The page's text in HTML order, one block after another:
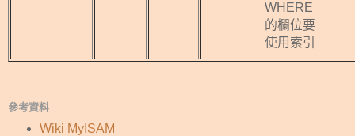
WHERE
的欄位要
使用索引
參考資料
Wiki MyISAM